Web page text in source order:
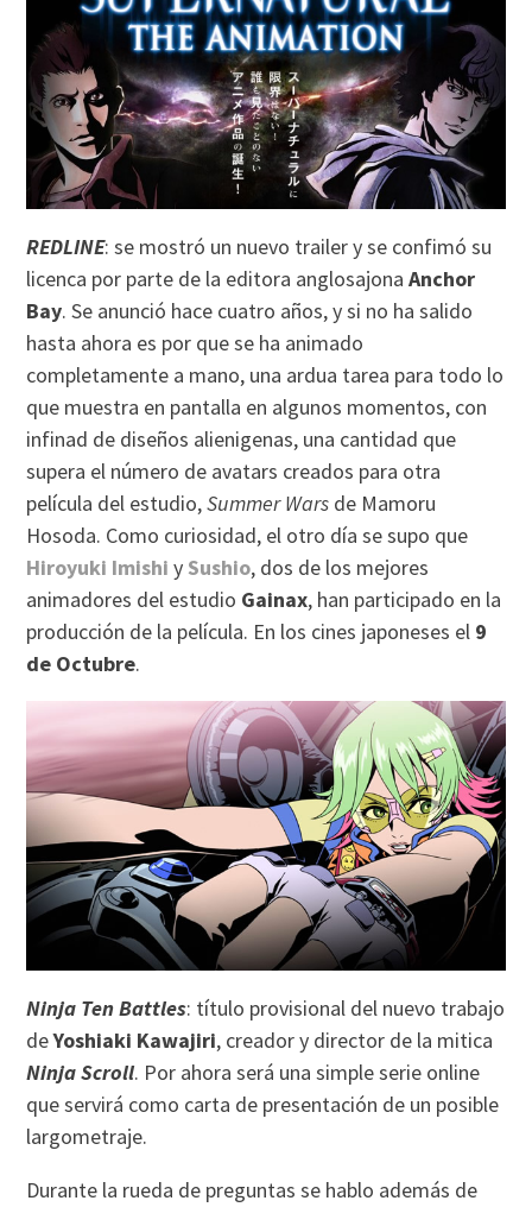
REDLINE: se mostró un nuevo trailer y se confimó su
licenca por parte de la editora anglosajonaAnchor
Bay. Se anunció hace cuatro años, y si no ha salido
hasta ahora es por que se ha animado
completamente a mano, una ardua tarea para todo lo
que muestra en pantalla en algunos momentos, con
infinad de diseños alienigenas, una cantidad que
supera el número de avatars creados para otra
película del estudio,Summer Wars de Mamoru
Hosoda. Como curiosidad, el otro día se supo que
Hiroyuki Imishi y Sushio, dos de los mejores
animadores del estudio Gainax, han participado en la
producción de la película. En los cines japoneses el 9
de Octubre.
Ninja Ten Battles: título provisional del nuevo trabajo
deYoshiaki Kawajiri, creador y director de la mitica
Ninja Scroll. Por ahora será una simple serie online
que servirá como carta de presentación de un posible
largometraje.
Durante la rueda de preguntas se hablo además de